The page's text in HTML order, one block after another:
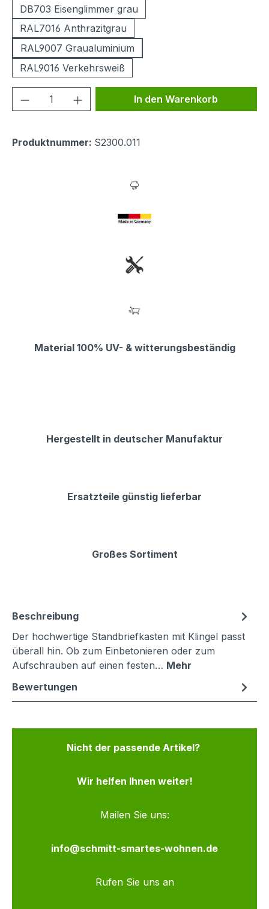
DB703 Eisenglimmer grau
RAL7016 Anthrazitgrau
RAL9007 Graualuminium
RAL9016 Verkehrsweiß
Produkt Anzahl: Gib denIn den Warenkorb
Produktnummer: S2300.011
Material 100% UV- & witterungsbeständig
Hergestellt in deutscher Manufaktur
Ersatzteile günstig lieferbar
Großes Sortiment
Beschreibung
Der hochwertige Standbriefkasten mit Klingel passt
überall hin. Ob zum Einbetonieren oder zum
Aufschrauben auf einen festen… Mehr
Bewertungen
Nicht der passende Artikel?
Wir helfen Ihnen weiter!
Mailen Sie uns:
info@schmitt-smartes-wohnen.de
Rufen Sie uns an